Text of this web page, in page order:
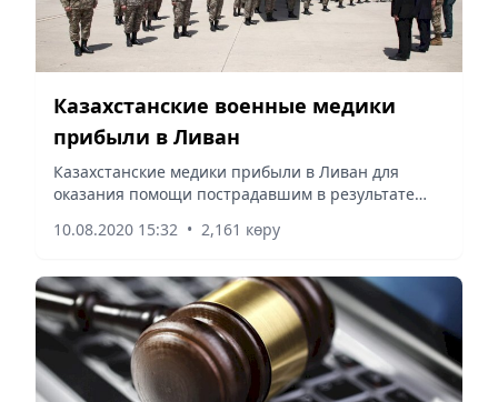
Казахстанские военные медики
прибыли в Ливан
Казахстанские медики прибыли в Ливан для
оказания помощи пострадавшим в результате
10.08.2020 15:32 • 2,161 көру